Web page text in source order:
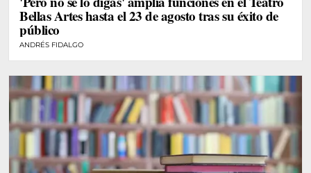
Bellas Artes hasta el 23 de agosto tras su éxito de
público
ANDRÉS FIDALGO